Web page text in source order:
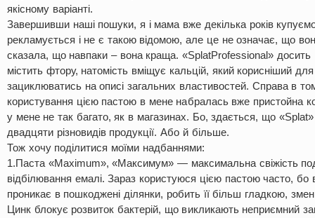
якісному варіанті.
Завершивши наші пошуки, я і мама вже декілька років
рекламується і не є такою відомою, але це не означає, що
сказала, що навпаки – вона краща. «SplatProfessional» досить
містить фтору, натомість вміщує кальцій, який корисніший
зациклюватись на описі загальних властивостей. Справа в
користування цією пастою в мене набралась вже пристойна
у мене не так багато, як в магазинах. Бо, здається, що
двадцяти різновидів продукції. Або й більше.
Тож хочу поділитися моїми надбаннями:
1.Паста «Maximum», «Максимум» — максимальна свіжість
відбілювання емалі. Зараз користуюся цією пастою часто, бо
проникає в пошкоджені ділянки, робить її більш гладкою,
Цинк блокує розвиток бактерій, що викликають неприємний